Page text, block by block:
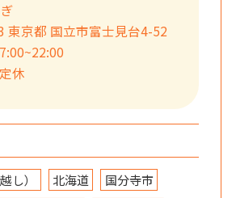
東京都 国立市富士見台4-52
休
し） 北海道
国分寺市